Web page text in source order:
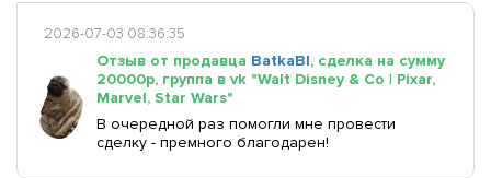
2026-07-03 08:36:35
Отзыв от продавца BatkaBl, сделка на сумму
20000р, группа в vk "Walt Disney & Co | Pixar,
Marvel, Star Wars"
В очередной раз помогли мне провести
сделку - премного благодарен!